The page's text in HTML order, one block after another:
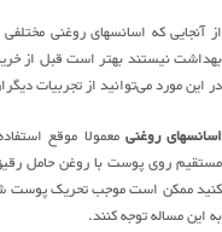
از آنجایی که اسانسهای روغنی
بهداشت نیستند بهتر است قبل از
در این مورد می‌توانید از تجربیات
اسانسهای روغنی معمولا موقع
مستقیم روی پوست با روغن حامل
کنید ممکن است موجب تحریک پوست
به این مساله توجه کنند.